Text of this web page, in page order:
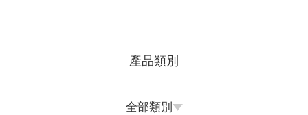
產品類別
全部類別